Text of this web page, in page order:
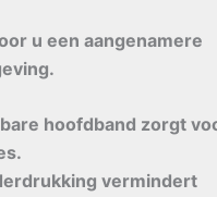
u een aangenamere
hoofdband zorgt
vermindert